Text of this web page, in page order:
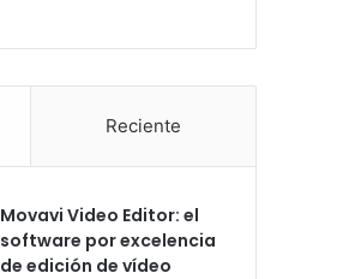
Reciente
Movavi Video Editor: el
software por excelencia
de edición de vídeo